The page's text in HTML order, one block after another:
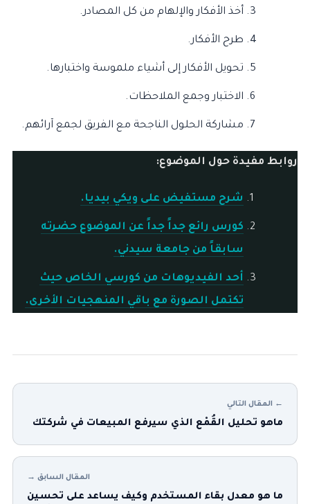
أخذ الأفكار والإلهام من كل المصادر.
طرح الأفكار.
تحويل الأفكار إلى أشياء ملموسة واختبارها.
الاختبار وجمع الملاحظات.
مشاركة الحلول الناجحة مع الفريق لجمع آرائهم.
روابط مفيدة حول الموضوع:
شرح مستفيض على ويكي بيديا.
كورس رائع جداً جداً عن الموضوع حضرته
سابقاً من جامعة سيدني.
أحد الفيديوهات من كورسي الخاص حيث
تكتمل الصورة مع باقي المنهجيات الأخرى.
← المقال التالي
ماهو تحليل القُمْع الذي سيرفع المبيعات في شركتك
المقال السابق →
ما هو معدل بقاء المستخدم وكيف يساعد على تحسين